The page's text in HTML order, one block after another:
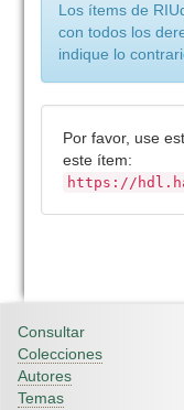
Los ítems de
con todos los
indique lo
Por favor, use
este ítem:
https://
Consultar
Colecciones
Autores
Temas